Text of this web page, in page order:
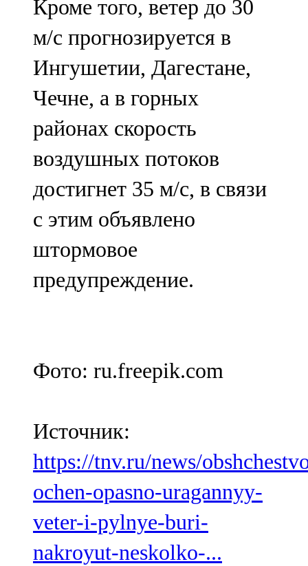
Кроме того, ветер до 30
м/с прогнозируется в
Ингушетии, Дагестане,
Чечне, а в горных
районах скорость
воздушных потоков
достигнет 35 м/с, в связи
с этим объявлено
штормовое
предупреждение.
Фото: ru.freepik.com
Источник:
https://tnv.ru/news/
ochen-opasno-uragannyy-
veter-i-pylnye-buri-
nakroyut-neskolko-...